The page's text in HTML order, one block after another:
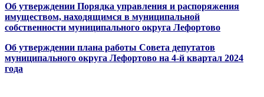
Об утверждении Порядка управления и распоряжения
имуществом, находящимся в муниципальной
собственности муниципального округа Лефортово
Об утверждении плана работы Совета депутатов
муниципального округа Лефортово на 4-й квартал 2024
года